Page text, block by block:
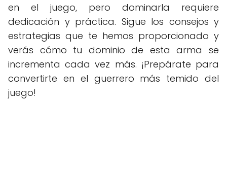
en el juego, pero dominarla requiere
dedicación y práctica. Sigue los consejos y
estrategias que te hemos proporcionado y
verás cómo tu dominio de esta arma se
incrementa cada vez más. ¡Prepárate para
convertirte en el guerrero más temido del
juego!